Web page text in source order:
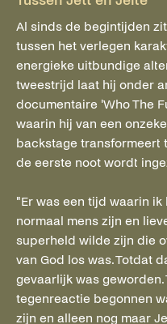
Al sinds de begintijden
tussen het verlegen
energieke uitbundige
tweestrijd laat hij onder
documentaire 'Who The
waarin hij van een
backstage transformeert
de eerste noot wordt
"Er was een tijd waarin
normaal mens zijn en
superheld wilde zijn die
van God los was. Totdat
gevaarlijk was geworden.
tegenreactie begonnen
zijn en alleen nog maar